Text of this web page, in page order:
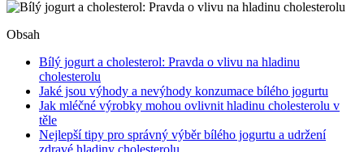
Obsah
Bílý jogurt a cholesterol: Pravda o vlivu na hladinu
cholesterolu
Jaké jsou výhody a nevýhody konzumace bílého jogurtu
Jak mléčné výrobky mohou ovlivnit hladinu cholesterolu v
těle
Nejlepší tipy pro správný výběr bílého jogurtu a udržení
zdravé hladiny cholesterolu